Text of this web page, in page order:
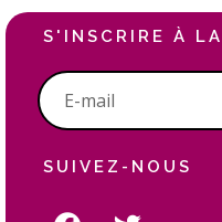
S'INSCRIRE À
SUIVEZ-NOUS